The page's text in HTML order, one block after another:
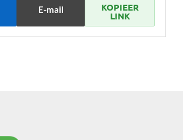
E-mail KOPIEER
LINK